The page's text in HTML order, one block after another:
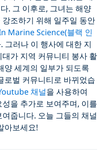
. 그 이후로, 그녀는 해양
조하기 위해 일주일 동안
Marine Science(블랙 인
그러나 이 행사에 대한 지
가 지역 커뮤니티 봉사 활
양 세계의 일부가 되도록
로벌 커뮤니티로 바뀌었습
채널을 사용하여
을 추가로 보여주며, 이를
줍니다. 오늘 그들의 채널
아보세요!